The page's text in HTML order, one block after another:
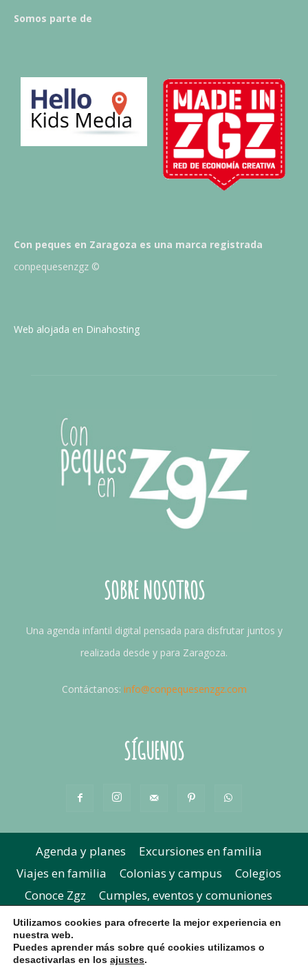
Somos parte de
Con peques en Zaragoza es una marca registrada
conpequesenzgz ©
Web alojada en Dinahosting
SOBRE NOSOTROS
Una agenda infantil digital pensada para disfrutar juntos y
realizada desde y para Zaragoza.
Contáctanos: info@conpequesenzgz.com
SÍGUENOS
Agenda y planes
Excursiones en familia
Viajes en familia
Colonias y campus
Colegios
Conoce Zgz
Cumples, eventos y comuniones
Extraescolares y academias
Concursos
Parque del Agua
Fiestas del Pilar
Navidad
Utilizamos cookies para ofrecerte la mejor experiencia en
nuestra web.
Puedes aprender más sobre qué cookies utilizamos o
desactivarlas en los ajustes.